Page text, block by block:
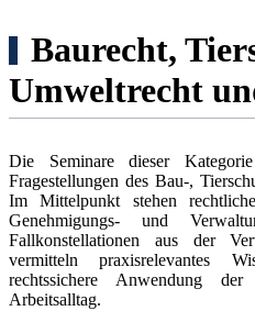
Baurecht,
Umweltrecht
Die Seminare dieser
Fragestellungen des Bau-,
Im Mittelpunkt stehen
Genehmigungs- und
Fallkonstellationen aus der
vermitteln praxisrelevantes
rechtssichere Anwendung
Arbeitsalltag.